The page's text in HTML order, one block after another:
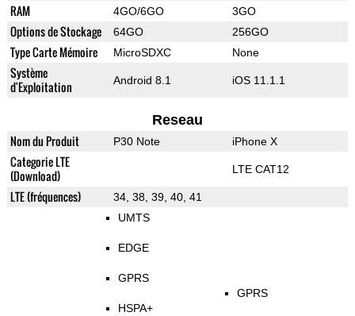
RAM 4GO/6GO 3GO
Options de Stockage 64GO 256GO
Type Carte Mémoire MicroSDXC None
Système
d'Exploitation
Android 8.1 iOS 11.1.1
Reseau
Nom du Produit P30 Note iPhone X
Categorie LTE
(Download)
LTE CAT12
LTE (fréquences) 34, 38, 39, 40, 41
UMTS
EDGE
GPRS
HSPA+
GPRS